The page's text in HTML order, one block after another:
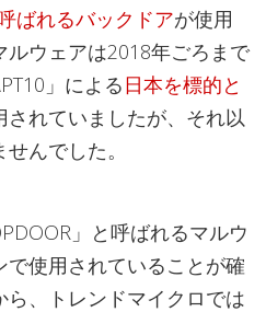
ばれるバックドアが使用
ルウェアは2018年ごろまで
」による日本を標的と
されていましたが、それ以
んでした。
」と呼ばれるマルウ
で使用されていることが確
、トレンドマイクロでは